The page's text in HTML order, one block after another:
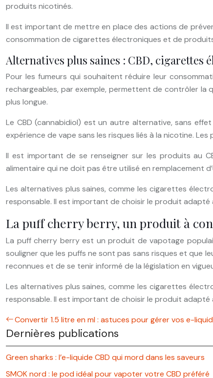
produits nicotinés.
Il est important de mettre en place des actions de
consommation de cigarettes électroniques et de
Alternatives plus saines : CBD, cigarettes
Pour les fumeurs qui souhaitent réduire leur
rechargeables, par exemple, permettent de contrôler
plus longue.
Le CBD (cannabidiol) est un autre alternative, sans
expérience de vape sans les risques liés à la nicotine.
Il est important de se renseigner sur les produits au
alimentaire qui ne doit pas être utilisé en remplacement
Les alternatives plus saines, comme les cigarettes
responsable. Il est important de choisir le produit
La puff cherry berry, un produit à
La puff cherry berry est un produit de vapotage
souligner que les puffs ne sont pas sans risques et que
reconnues et de se tenir informé de la législation en
Les alternatives plus saines, comme les cigarettes
responsable. Il est important de choisir le produit
Convertir 1.5 litre en ml : astuces pour gérer vos e-
Dernières publications
Green sharks : l’e-liquide CBD qui mord dans les saveurs
SMOK nord : le pod idéal pour vapoter votre CBD préféré